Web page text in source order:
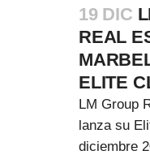
19 DIC
REAL
ELITE
LM Group
lanza su
diciembre